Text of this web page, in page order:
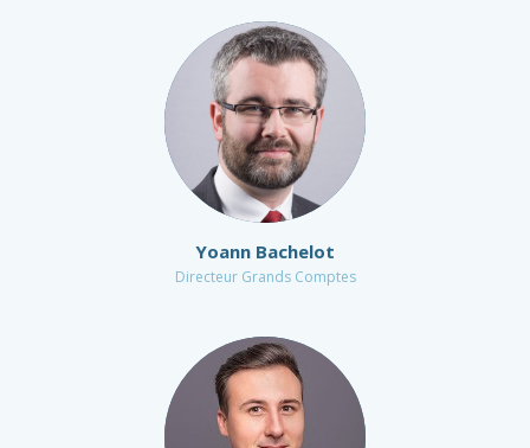
Yoann Bachelot
Directeur Grands Comptes